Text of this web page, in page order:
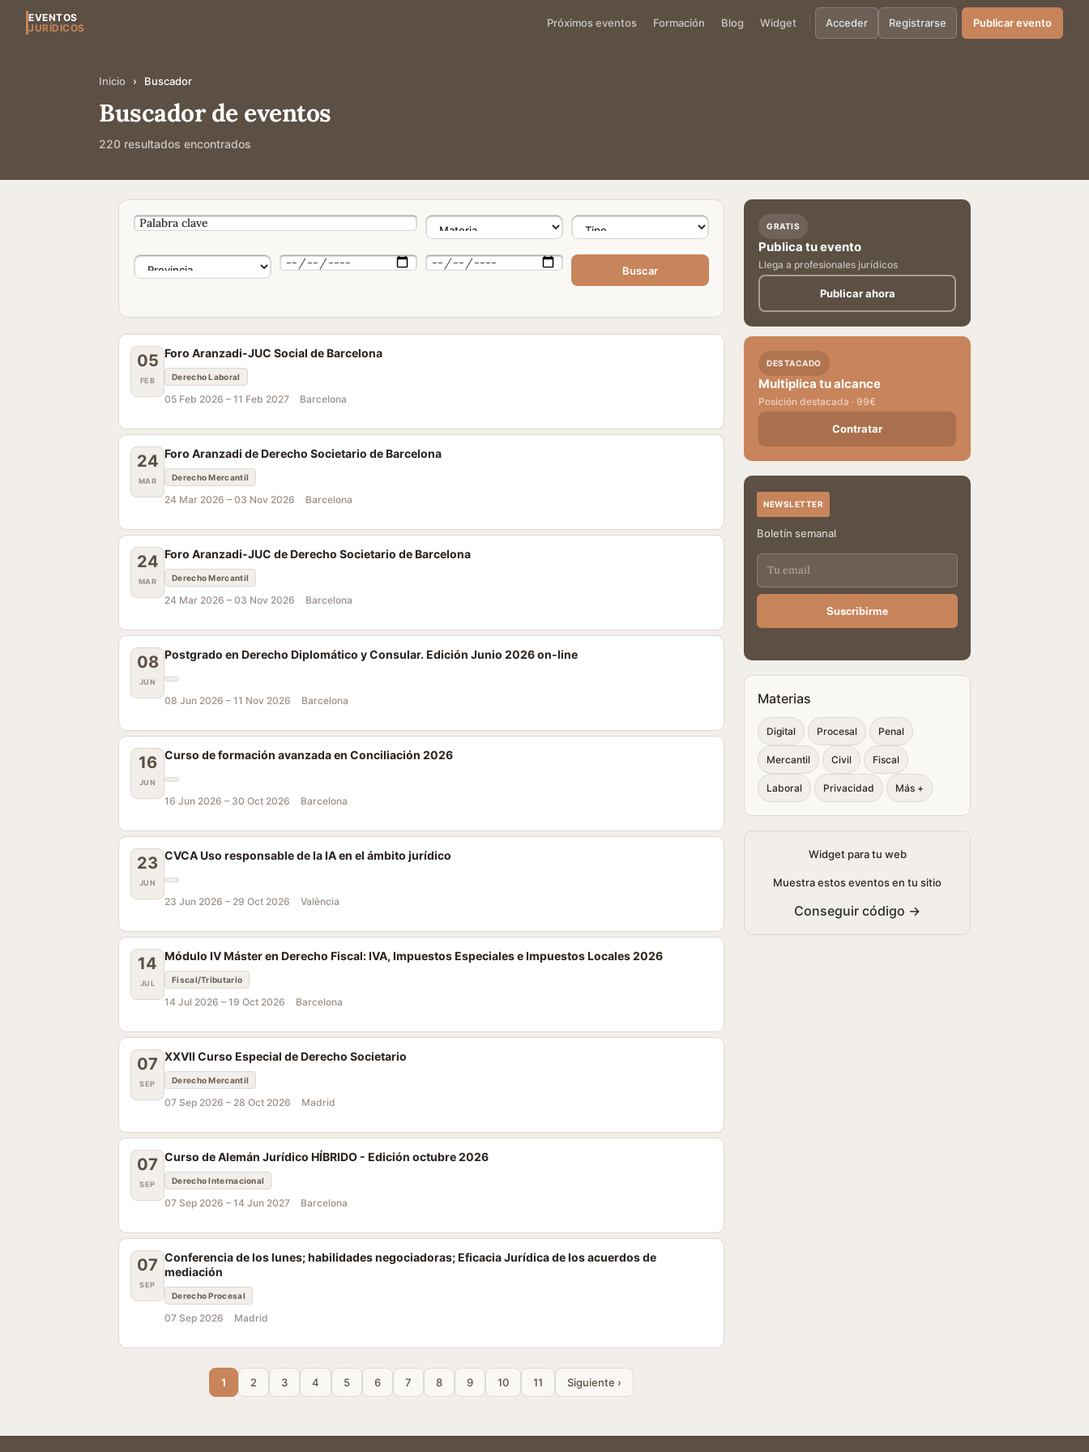
EVENTOS
JURÍDICOS
Próximos eventos Formación Blog Widget Acceder Registrarse Publicar evento
Inicio › Buscador
Buscador de eventos
220 resultados encontrados
Buscar
05
FEB
Foro Aranzadi-JUC Social de Barcelona
Derecho Laboral
05 Feb 2026 – 11 Feb 2027 Barcelona
24
MAR
Foro Aranzadi de Derecho Societario de Barcelona
Derecho Mercantil
24 Mar 2026 – 03 Nov 2026 Barcelona
24
MAR
Foro Aranzadi-JUC de Derecho Societario de Barcelona
Derecho Mercantil
24 Mar 2026 – 03 Nov 2026 Barcelona
08
JUN
Postgrado en Derecho Diplomático y Consular. Edición Junio 2026 on-line
08 Jun 2026 – 11 Nov 2026 Barcelona
16
JUN
Curso de formación avanzada en Conciliación 2026
16 Jun 2026 – 30 Oct 2026 Barcelona
23
JUN
CVCA Uso responsable de la IA en el ámbito jurídico
23 Jun 2026 – 29 Oct 2026 València
14
JUL
Módulo IV Máster en Derecho Fiscal: IVA, Impuestos Especiales e Impuestos Locales 2026
Fiscal/Tributario
14 Jul 2026 – 19 Oct 2026 Barcelona
07
SEP
XXVII Curso Especial de Derecho Societario
Derecho Mercantil
07 Sep 2026 – 28 Oct 2026 Madrid
07
SEP
Curso de Alemán Jurídico HÍBRIDO - Edición octubre 2026
Derecho Internacional
07 Sep 2026 – 14 Jun 2027 Barcelona
07
SEP
Conferencia de los lunes; habilidades negociadoras; Eficacia Jurídica de los acuerdos de
mediación
Derecho Procesal
07 Sep 2026 Madrid
1 2 3 4 5 6 7 8 9 10 11 Siguiente ›
GRATIS
Publica tu evento
Llega a profesionales jurídicos
Publicar ahora
DESTACADO
Multiplica tu alcance
Posición destacada · 99€
Contratar
NEWSLETTER
Boletín semanal
Suscribirme
Materias
Digital Procesal Penal
Mercantil Civil Fiscal
Laboral Privacidad Más +
Widget para tu web
Muestra estos eventos en tu sitio
Conseguir código →